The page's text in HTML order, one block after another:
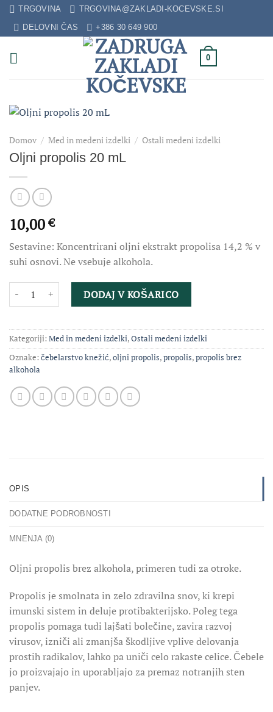
Skip
content
TRGOVINA
TRGOVINA@ZAKLADI-KOCEVSKE.SI
DELOVNI ČAS
+386 30 649 900
0
Domov / Med in medeni izdelki / Ostali medeni izdelki
Oljni propolis 20 mL
10,00€
Sestavine: Koncentrirani oljni ekstrakt propolisa 14,2 % v
suhi osnovi. Ne vsebuje alkohola.
Oljni propolis 20 mL količinaDODAJ V KOŠARICO
Kategoriji: Med in medeni izdelki,Ostali medeni izdelki
Oznake: čebelarstvo knežić,oljni propolis,propolis,propolis brez
alkohola
OPIS
DODATNE PODROBNOSTI
MNENJA (0)
Oljni propolis brez alkohola, primeren tudi za otroke.
Propolis je smolnata in zelo zdravilna snov, ki krepi
imunski sistem in deluje protibakterijsko. Poleg tega
propolis pomaga tudi lajšati bolečine, zavira razvoj
virusov, izniči ali zmanjša škodljive vplive delovanja
prostih radikalov, lahko pa uniči celo rakaste celice. Čebele
jo proizvajajo in uporabljajo za premaz notranjih sten
panjev.